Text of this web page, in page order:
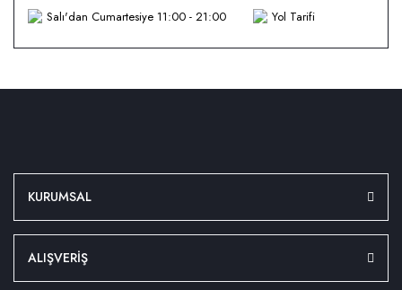
Salı'dan Cumartesiye 11:00 - 21:00
Yol Tarifi
KURUMSAL
ALIŞVERİŞ